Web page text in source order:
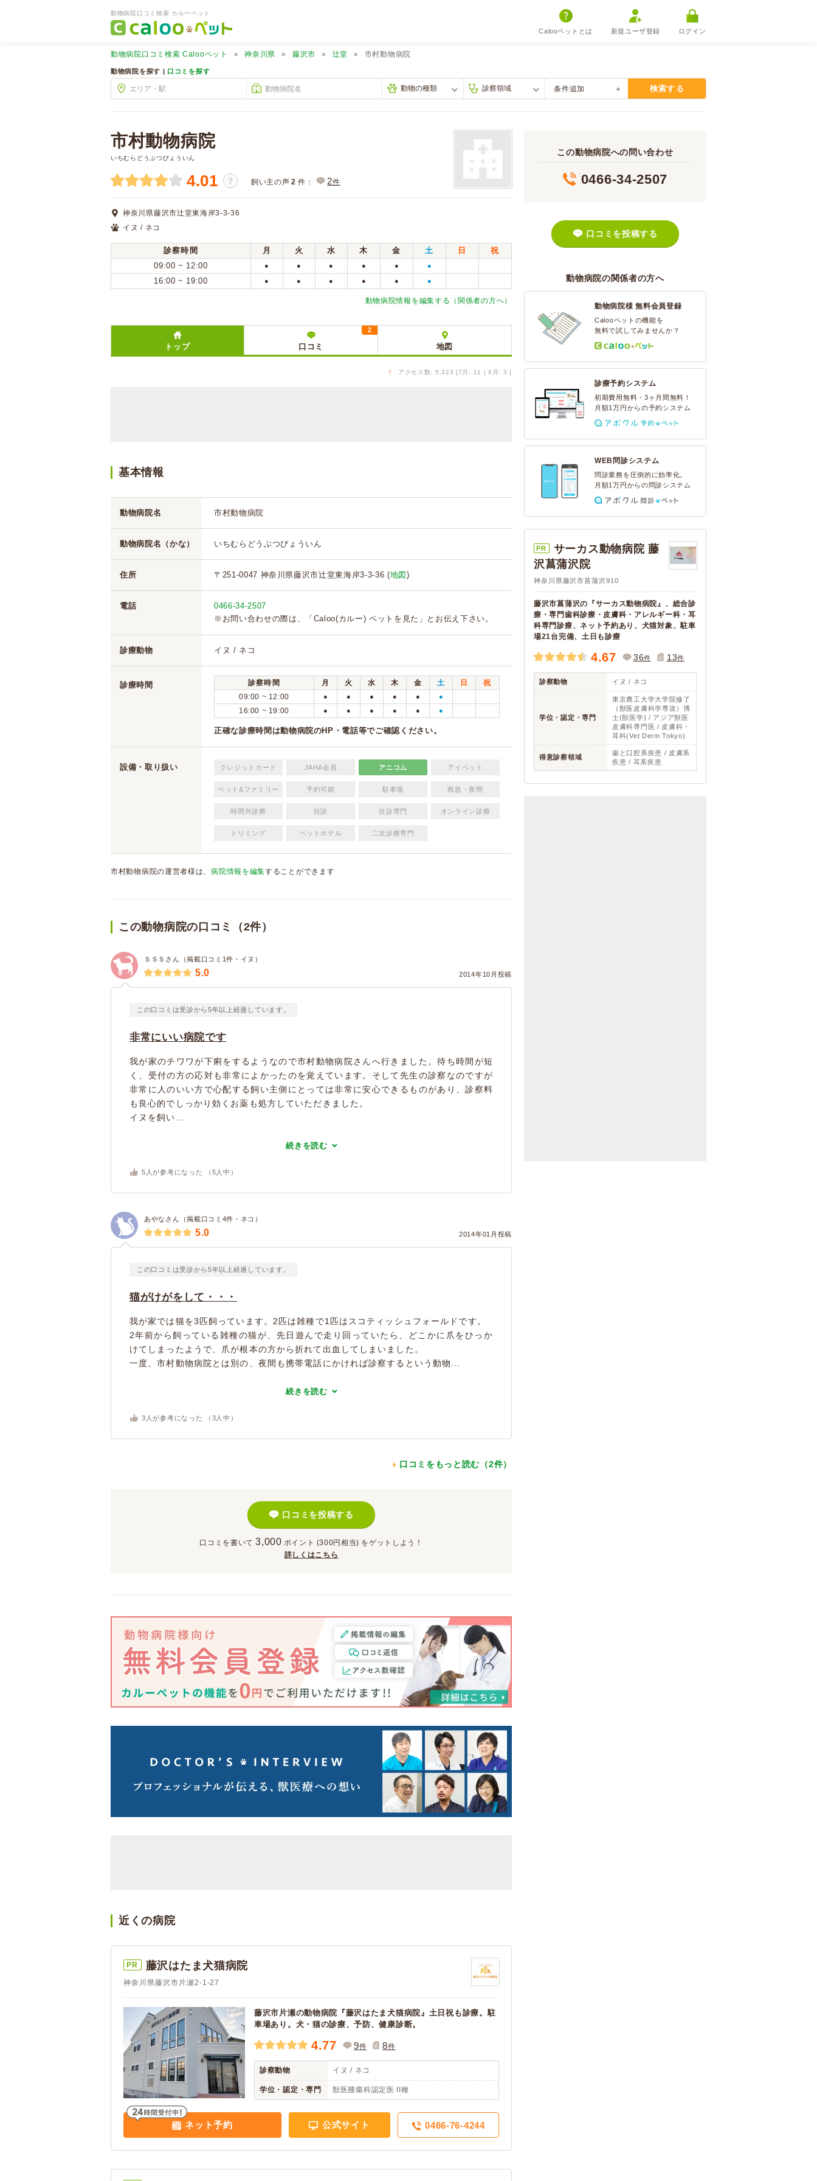
動物病院口コミ検索 カルーペット
Calooペットとは 新規ユーザ登録 ログイン
動物病院口コミ検索 Calooペット 神奈川県 藤沢市 辻堂 市村動物病院
動物病院を探す | 口コミを探す
条件追加 検索する
市村動物病院
いちむらどうぶつびょういん
4.01 ？ 飼い主の声 2 件： 2件
神奈川県藤沢市辻堂東海岸3-3-36
イヌ / ネコ
診察時間 月 火 水 木 金 土 日
祝
09:00 ~ 12:00
● ● ● ● ● ●
16:00 ~ 19:00 ● ● ● ● ● ●
動物病院情報を編集する（関係者の方へ）
トップ 口コミ
2
地図
↑ アクセス数: 5,323 [7月: 11 | 6月: 3 ]
基本情報
動物病院名 市村動物病院
動物病院名（かな） いちむらどうぶつびょういん
住所 〒251-0047 神奈川県藤沢市辻堂東海岸3-3-36 (地図 )
電話
0466-34-2507
※お問い合わせの際は、「Caloo(カルー) ペットを見た」とお伝え下さい。
診療動物 イヌ / ネコ
診療時間 診察時間 月 火 水 木 金 土 日
祝
09:00 ~ 12:00
● ● ● ● ● ●
16:00 ~ 19:00 ● ● ● ● ● ●
正確な診療時間は動物病院のHP・電話等でご確認ください。
設備・取り扱い クレジットカード JAHA会員 アニコム アイペット
ペット&ファミリー 予約可能 駐車場 救急・夜間
時間外診療 往診 往診専門 オンライン診療
トリミング ペットホテル 二次診療専門
市村動物病院の運営者様は、病院情報を編集することができます
この動物病院の口コミ（2件）
ＳＳＳさん（掲載口コミ1件・イヌ）
2014年10月投稿
5.0
この口コミは受診から5年以上経過しています。
非常にいい病院です
我が家のチワワが下痢をするようなので市村動物病院さんへ行きました。待ち時間が短
く、受付の方の応対も非常によかったのを覚えています。そして先生の診察なのですが
非常に人のいい方で心配する飼い主側にとっては非常に安心できるものがあり、診察料
も良心的でしっかり効くお薬も処方していただきました。
イヌを飼い...
続きを読む
5 人が参考になった （ 5 人中）
あやなさん（掲載口コミ4件・ネコ）
2014年01月投稿
5.0
この口コミは受診から5年以上経過しています。
猫がけがをして・・・
我が家では猫を3匹飼っています。2匹は雑種で1匹はスコティッシュフォールドです。
2年前から飼っている雑種の猫が、先日遊んで走り回っていたら、どこかに爪をひっか
けてしまったようで、爪が根本の方から折れて出血してしまいました。
一度、市村動物病院とは別の、夜間も携帯電話にかければ診察するという動物...
続きを読む
3 人が参考になった （ 3 人中）
口コミをもっと読む（2件）
口コミを投稿する
口コミを書いて 3,000 ポイント (300円相当) をゲットしよう！
詳しくはこちら
近くの病院
PR 藤沢はたま犬猫病院
神奈川県藤沢市片瀬2-1-27
藤沢市片瀬の動物病院『藤沢はたま犬猫病院』土日祝も診療。駐
車場あり。犬・猫の診療、予防、健康診断。
4.77 9件 8件
診察動物 イヌ / ネコ
学位・認定・専門 獣医腫瘍科認定医 II種
ネット予約 公式サイト 0466-76-4244
この動物病院への問い合わせ
0466-34-2507
口コミを投稿する
動物病院の関係者の方へ
動物病院様 無料会員登録
Calooペットの機能を
無料で試してみませんか？
診療予約システム
初期費用無料・3ヶ月間無料！
月額1万円からの予約システム
WEB問診システム
問診業務を圧倒的に効率化。
月額1万円からの問診システム
PR
サーカス動物病院 藤
沢菖蒲沢院
神奈川県藤沢市菖蒲沢910
藤沢市菖蒲沢の『サーカス動物病院』、総合診
療・専門歯科診療・皮膚科・アレルギー科・耳
科専門診療、ネット予約あり、犬猫対象、駐車
場21台完備、土日も診療
4.67 36件 13件
診察動物 イヌ / ネコ
学位・認定・専門
東京農工大学大学院修了
（獣医皮膚科学専攻）博
士(獣医学) / アジア獣医
皮膚科専門医 / 皮膚科・
耳科(Vet Derm Tokyo)
得意診察領域
歯と口腔系疾患 / 皮膚系
疾患 / 耳系疾患